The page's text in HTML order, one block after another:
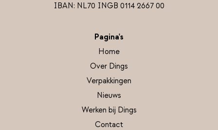
IBAN: NL70 INGB 0114 2667 00
Pagina's
Home
Over Dings
Verpakkingen
Nieuws
Werken bij Dings
Contact